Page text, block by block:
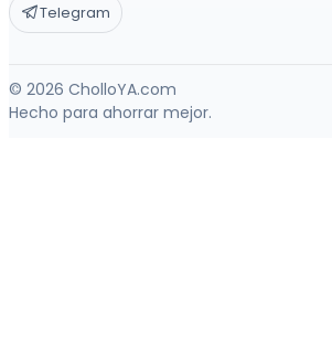
Telegram
© 2026 CholloYA.com
Hecho para ahorrar mejor.